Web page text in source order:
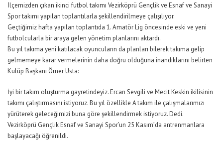
İlçemizden çıkan ikinci futbol takımı Vezirköprü Gençlik ve Esnaf ve Sanayi
Spor takımı yapılan toplantılarla şekillendirilmeye çalışılıyor.
Geçtiğimiz hafta yapılan toplantıda 1. Amatör Lig öncesinde eski ve yeni
futbolcularla bir araya gelen yönetim planlarını aktardı.
Bu yıl takıma yeni katılacak oyuncuların da planları bilerek takıma gelip
gelmemeye karar vermelerinin daha doğru olduğuna inandıklarını belirten
Kulüp Başkanı Ömer Usta:
İyi bir takım oluşturma gayretindeyiz. Ercan Sevgili ve Mecit Keskin ikilisinin
takımı çalıştırmasını istiyoruz. Bu yıl özellikle A takım ile çalışmalarımızı
yürüterek geleceğimizi buna göre şekillendirmek istiyoruz. Dedi.
Vezirköprü Gençlik Esnaf ve Sanayi Spor’un 25 Kasım’da antrenmanlara
başlayacağı öğrenildi.